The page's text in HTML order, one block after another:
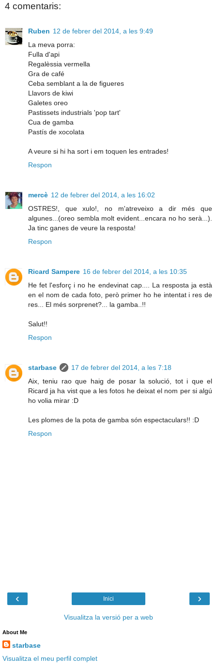
4 comentaris:
Ruben 12 de febrer del 2014, a les 9:49
La meva porra:
Fulla d'api
Regalèssia vermella
Gra de café
Ceba semblant a la de figueres
Llavors de kiwi
Galetes oreo
Pastissets industrials 'pop tart'
Cua de gamba
Pastís de xocolata
A veure si hi ha sort i em toquen les entrades!
Respon
mercè 12 de febrer del 2014, a les 16:02
OSTRES!, que xulo!, no m'atreveixo a dir més que
algunes...(oreo sembla molt evident...encara no ho serà...).
Ja tinc ganes de veure la resposta!
Respon
Ricard Sampere 16 de febrer del 2014, a les 10:35
He fet l'esforç i no he endevinat cap.... La resposta ja està
en el nom de cada foto, però primer ho he intentat i res de
res... El més sorprenet?... la gamba..!!
Salut!!
Respon
starbase
17 de febrer del 2014, a les 7:18
Aix, teniu rao que haig de posar la solució, tot i que el
Ricard ja ha vist que a les fotos he deixat el nom per si algú
ho volia mirar :D
Les plomes de la pota de gamba són espectaculars!! :D
Respon
‹ ›
Inici
Visualitza la versió per a web
About Me
starbase
Visualitza el meu perfil complet